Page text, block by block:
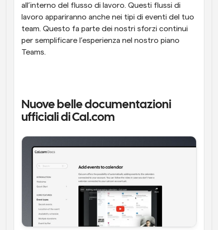
all’interno del flusso di lavoro. Questi flussi di
lavoro appariranno anche nei tipi di eventi del tuo
team. Questo fa parte dei nostri sforzi continui
per semplificare l’esperienza nel nostro piano
Teams.
Nuove belle documentazioni
ufficiali di Cal.com